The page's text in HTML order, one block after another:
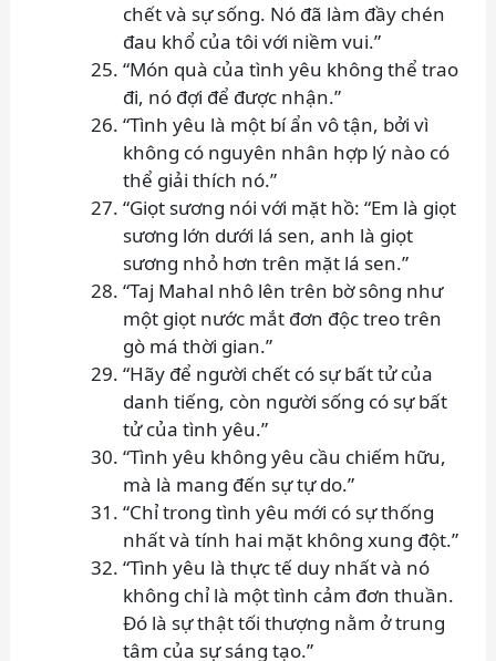
chết và sự sống. Nó đã làm đầy chén
đau khổ của tôi với niềm vui.”
“Món quà của tình yêu không thể trao
đi, nó đợi để được nhận.”
“Tình yêu là một bí ẩn vô tận, bởi vì
không có nguyên nhân hợp lý nào có
thể giải thích nó.”
“Giọt sương nói với mặt hồ: “Em là giọt
sương lớn dưới lá sen, anh là giọt
sương nhỏ hơn trên mặt lá sen.”
“Taj Mahal nhô lên trên bờ sông như
một giọt nước mắt đơn độc treo trên
gò má thời gian.”
“Hãy để người chết có sự bất tử của
danh tiếng, còn người sống có sự bất
tử của tình yêu.”
“Tình yêu không yêu cầu chiếm hữu,
mà là mang đến sự tự do.”
“Chỉ trong tình yêu mới có sự thống
nhất và tính hai mặt không xung đột.”
“Tình yêu là thực tế duy nhất và nó
không chỉ là một tình cảm đơn thuần.
Đó là sự thật tối thượng nằm ở trung
tâm của sự sáng tạo.”